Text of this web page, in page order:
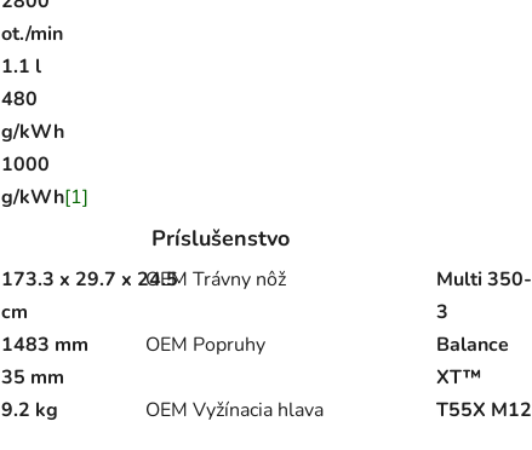
ot./min
1.1 l
480
g/kWh
1000
g/kWh[1]
173.3 x 29.7 x 24.5
cm
1483 mm
35 mm
9.2 kg
Príslušenstvo
OEM Trávny nôž
Multi 350-
3
OEM Popruhy
Balance
XT™
OEM Vyžínacia hlava
T55X M12